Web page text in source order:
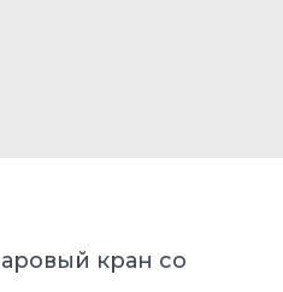
кран со